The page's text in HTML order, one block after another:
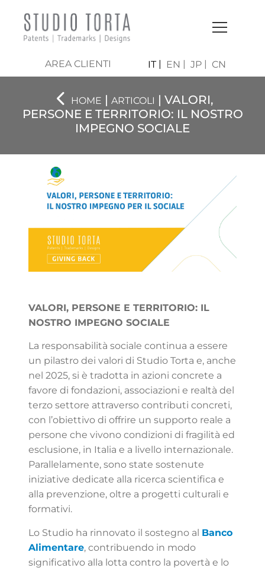
AREA CLIENTI IT EN JP CN
HOME | ARTICOLI | VALORI,
PERSONE E TERRITORIO: IL NOSTRO
IMPEGNO SOCIALE
VALORI, PERSONE E TERRITORIO: IL
NOSTRO IMPEGNO SOCIALE
La responsabilità sociale continua a essere
un pilastro dei valori di Studio Torta e, anche
nel 2025, si è tradotta in azioni concrete a
favore di fondazioni, associazioni e realtà del
terzo settore attraverso contributi concreti,
con l’obiettivo di offrire un supporto reale a
persone che vivono condizioni di fragilità ed
esclusione, in Italia e a livello internazionale.
Parallelamente, sono state sostenute
iniziative dedicate alla ricerca scientifica e
alla prevenzione, oltre a progetti culturali e
formativi.
Lo Studio ha rinnovato il sostegno al Banco
Alimentare, contribuendo in modo
significativo alla lotta contro la povertà e lo